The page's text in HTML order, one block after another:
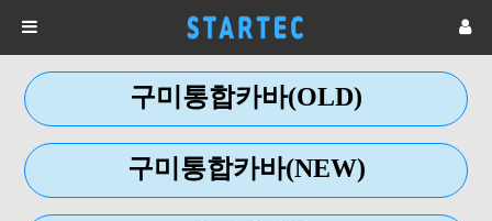
구미통합카바(OLD)
구미통합카바(NEW)